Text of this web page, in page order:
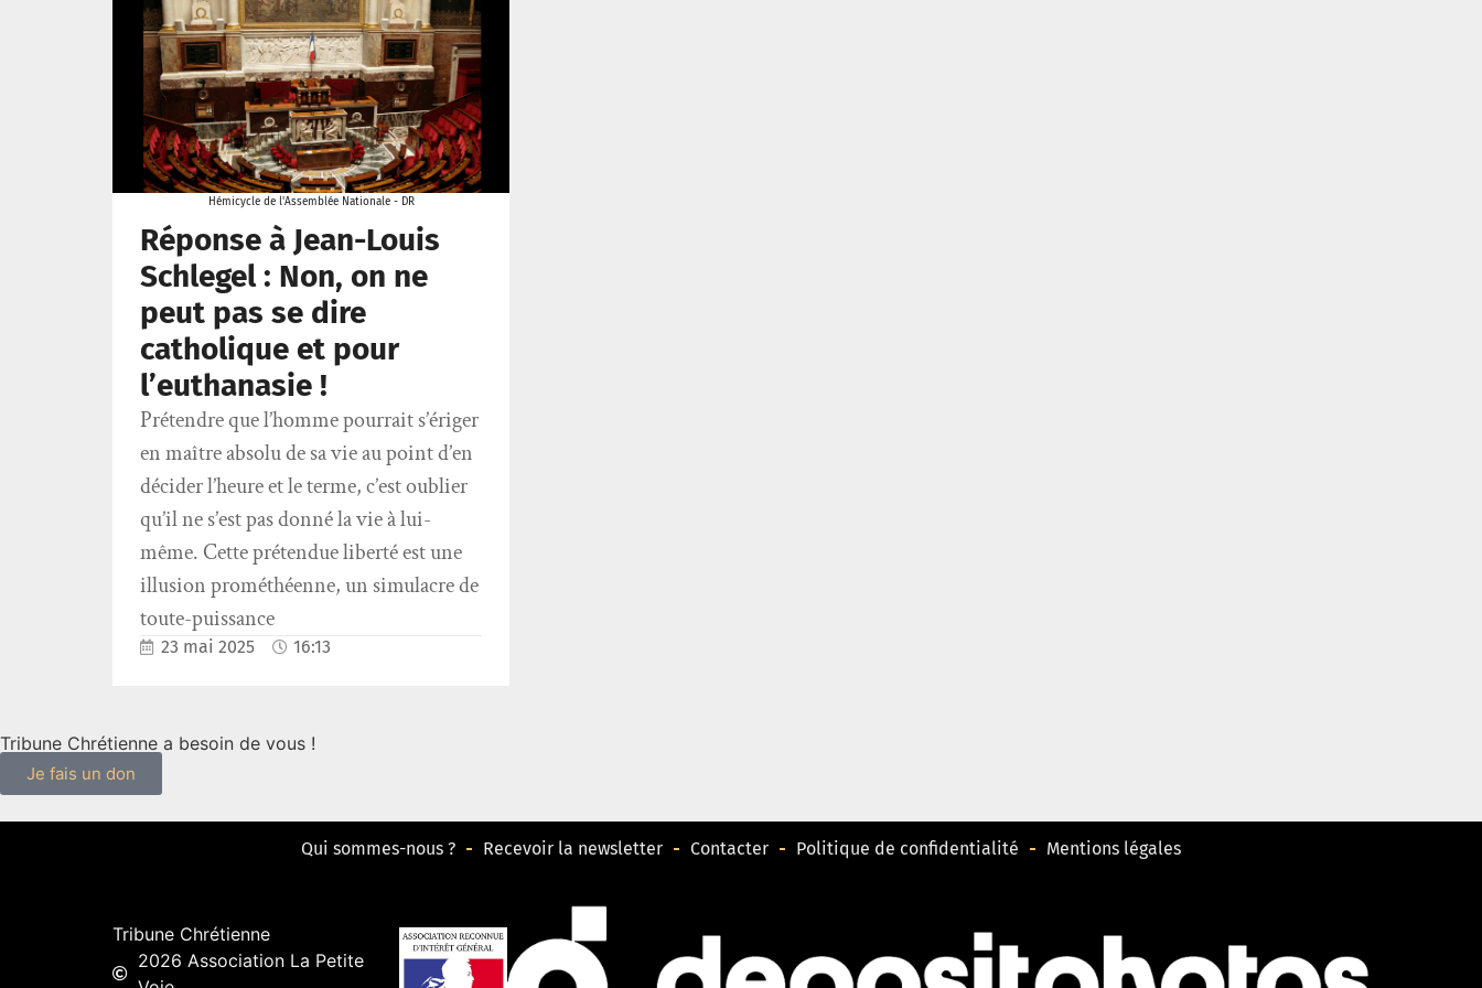
Hémicycle de l'Assemblée Nationale - DR
Réponse à Jean-Louis
Schlegel : Non, on ne
peut pas se dire
catholique et pour
l’euthanasie !
Prétendre que l’homme pourrait s’ériger
en maître absolu de sa vie au point d’en
décider l’heure et le terme, c’est oublier
qu’il ne s’est pas donné la vie à lui-
même. Cette prétendue liberté est une
illusion prométhéenne, un simulacre de
toute-puissance
23 mai 2025 16:13
Tribune Chrétienne a besoin de vous !
Je fais un don
Qui sommes-nous ? Recevoir la newsletter Contacter Politique de confidentialité Mentions légales
Tribune Chrétienne
2026 Association La Petite